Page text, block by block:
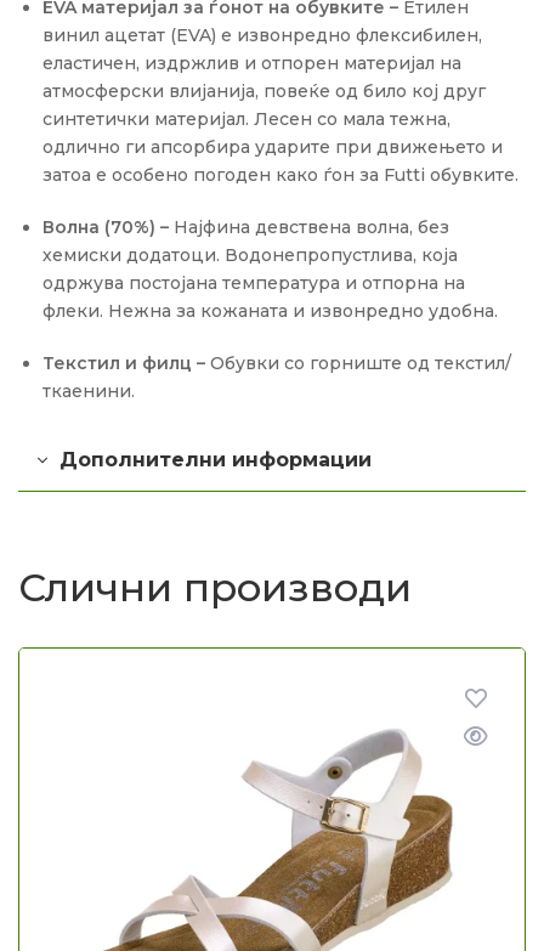
EVA материјал за ѓонот на обувките – Етилен
винил ацетат (EVA) е извонредно флексибилен,
еластичен, издржлив и отпорен материјал на
атмосферски влијанија, повеќе од било кој друг
синтетички материјал. Лесен со мала тежна,
одлично ги апсорбира ударите при движењето и
затоа е особено погоден како ѓон за Futti обувките.
Волна (70%) – Најфина девствена волна, без
хемиски додатоци. Водонепропустлива, која
одржува постојана температура и отпорна на
флеки. Нежна за кожаната и извонредно удобна.
Текстил и филц – Обувки со горниште од текстил/
ткаенини.
Дополнителни информации
Слични производи